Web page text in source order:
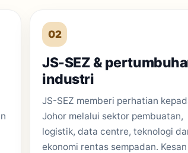
02
JS-SEZ &
industri
JS-SEZ memberi perhatian
Johor melalui sektor pembuatan,
logistik, data centre, teknologi
ekonomi rentas sempadan.